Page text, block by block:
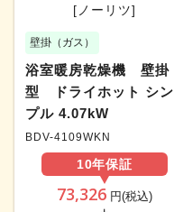
[ノーリツ]
壁掛（ガス）
浴室暖房乾燥機 壁掛
型 ドライホット シン
プル 4.07kW
BDV-4109WKN
10年保証
73,326 円(税込)